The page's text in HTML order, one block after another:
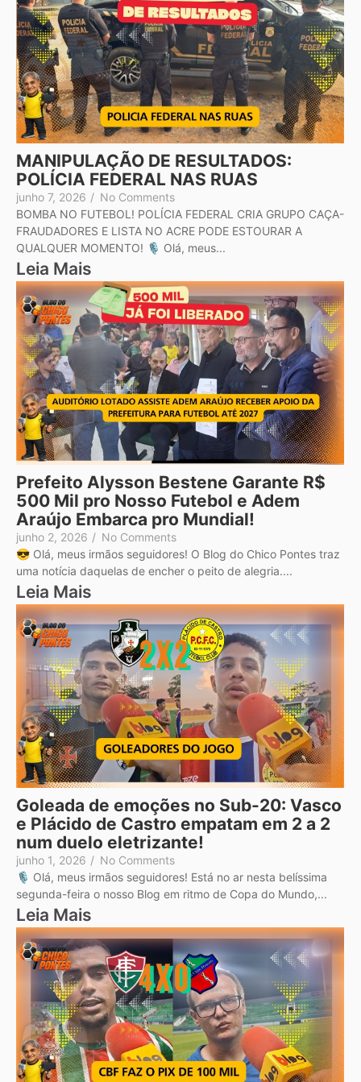
MANIPULAÇÃO DE RESULTADOS:
POLÍCIA FEDERAL NAS RUAS
junho 7, 2026 / No Comments
BOMBA NO FUTEBOL! POLÍCIA FEDERAL CRIA GRUPO CAÇA-
FRAUDADORES E LISTA NO ACRE PODE ESTOURAR A
QUALQUER MOMENTO! 🎙️ Olá, meus...
Leia Mais
Prefeito Alysson Bestene Garante R$
500 Mil pro Nosso Futebol e Adem
Araújo Embarca pro Mundial!
junho 2, 2026 / No Comments
😎 Olá, meus irmãos seguidores! O Blog do Chico Pontes traz
uma notícia daquelas de encher o peito de alegria....
Leia Mais
Goleada de emoções no Sub-20: Vasco
e Plácido de Castro empatam em 2 a 2
num duelo eletrizante!
junho 1, 2026 / No Comments
🎙️ Olá, meus irmãos seguidores! Está no ar nesta belíssima
segunda-feira o nosso Blog em ritmo de Copa do Mundo,...
Leia Mais